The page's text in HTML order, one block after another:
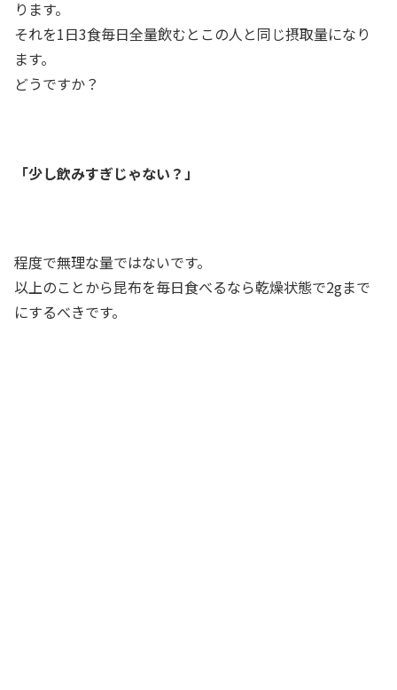
ります。
それを1日3食毎日全量飲むとこの人と同じ摂取量になり
ます。
どうですか？
「少し飲みすぎじゃない？」
程度で無理な量ではないです。
以上のことから昆布を毎日食べるなら乾燥状態で2gまで
にするべきです。